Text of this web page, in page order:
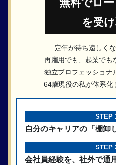
無料でロ
を受
定年が待ち遠しく
再雇用でも、起業でも
独立プロフェッショナ
64歳現役の私が体系化
STEP
自分のキャリアの「棚卸
STEP
会社員経験を、社外で通